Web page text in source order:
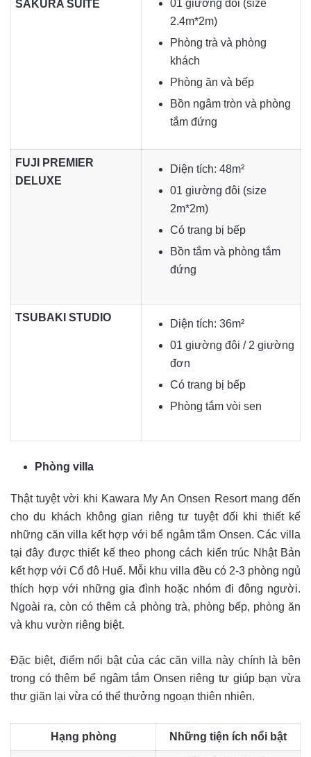
SAKURA SUITE
01 giường đôi (size
2.4m*2m)
Phòng trà và phòng
khách
Phòng ăn và bếp
Bồn ngâm tròn và phòng
tắm đứng
FUJI PREMIER
DELUXE
Diện tích: 48m²
01 giường đôi (size
2m*2m)
Có trang bị bếp
Bồn tắm và phòng tắm
đứng
TSUBAKI STUDIO
Diện tích: 36m²
01 giường đôi / 2 giường
đơn
Có trang bị bếp
Phòng tắm vòi sen
Phòng villa
Thật tuyệt vời khi Kawara My An Onsen Resort mang đến
cho du khách không gian riêng tư tuyệt đối khi thiết kế
những căn villa kết hợp với bể ngâm tắm Onsen. Các villa
tại đây được thiết kế theo phong cách kiến trúc Nhật Bản
kết hợp với Cố đô Huế. Mỗi khu villa đều có 2-3 phòng ngủ
thích hợp với những gia đình hoặc nhóm đi đông người.
Ngoài ra, còn có thêm cả phòng trà, phòng bếp, phòng ăn
và khu vườn riêng biệt.
Đặc biệt, điểm nổi bật của các căn villa này chính là bên
trong có thêm bể ngâm tắm Onsen riêng tư giúp bạn vừa
thư giãn lại vừa có thể thưởng ngoạn thiên nhiên.
Hạng phòng Những tiện ích nổi bật